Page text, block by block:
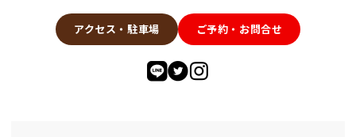
アクセス・駐車場 ご予約・お問合せ